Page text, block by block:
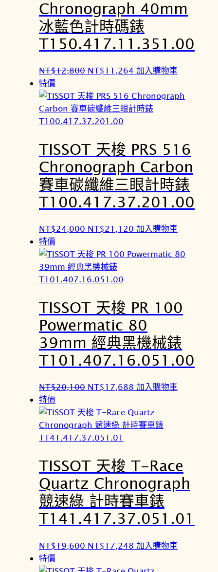
1
2
,
8
0
1
1
2
4
Chronograph 40mm
冰藍色計時碼錶
T150.417.11.351.00
NT$12,800 原
價
格
：
T
$
1
2
,
8
0
。
NT$11,264 目
價
格
T
$
1
1
,
2
6
4
加入購物車
特價
TISSOT 天梭 PRS 516
Chronograph Carbon
賽車碳纖維三眼計時錶
T100.417.37.201.00
NT$24,000 原
價
格
：
T
$
2
4
,
0
0
。
NT$21,120 目
價
T
$
2
1
,
1
2
0
加入購物車
特價
TISSOT 天梭 PR 100
Powermatic 80
39mm 經典黑機械錶
T101.407.16.051.00
NT$20,100 原
價
格
：
T
$
2
0
,
1
0
NT$17,688 目
價
格
T
$
1
7
,
6
8
加入購物車
特價
TISSOT 天梭 T-Race
Quartz Chronograph
競速綠 計時賽車錶
T141.417.37.051.01
NT$19,600 原
NT$17,248 目
加入購物車
特價